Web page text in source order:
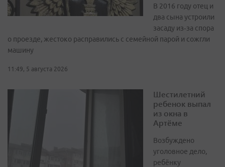
В 2016 году отец и
два сына устроили
засаду из‑за спора
о проезде, жестоко расправились с семейной парой и сожгли
машину
11:49, 5 августа 2026
Шестилетний
ребенок выпал
из окна в
Артёме
Возбуждено
уголовное дело,
ребёнку